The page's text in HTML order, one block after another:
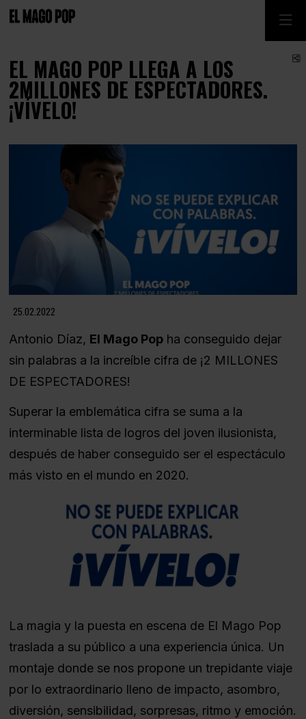
EL MAGO POP LLEGA A LOS
2MILLONES DE ESPECTADORES.
¡VÍVELO!
25.02.2022
Antonio Díaz, El Mago Popha conseguido dejar
sin palabras a la increíble cifra de ¡2 MILLONES
DE ESPECTADORES!
Superar la emblemática cifra se suma a la
interminable lista de logros del joven ilusionista,
después de haber conseguido ser el espectáculo
más visto en el mundo en 2020.
La magia y la puesta en escena de El Mago Pop
traslada a su público a una experiencia única. Un
montaje donde se nos propone un trepidante viaje
por lo extraordinario lleno de impacto, asombro,
diversión, sensibilidad, sorpresas, ritmo y emoción.